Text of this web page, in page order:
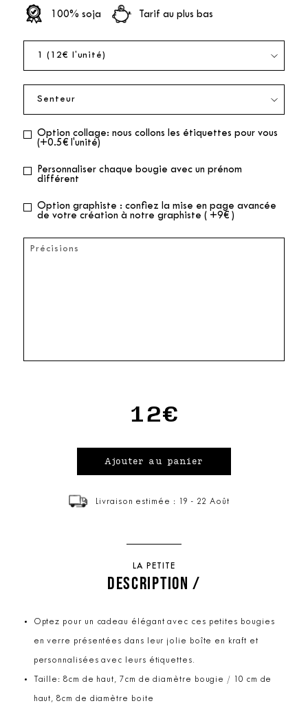
100% soja Tarif au plus bas
Option collage: nous collons les étiquettes pour vous
(+0.5€ l'unité)
Personnaliser chaque bougie avec un prénom
différent
Option graphiste : confiez la mise en page avancée
de votre création à notre graphiste ( +9€ )
12€
Livraison estimée : 19 - 22 Août
LA PETITE
DESCRIPTION /
Optez pour un cadeau élégant avec ces petites bougies
en verre présentées dans leur jolie boîte en kraft et
personnalisées avec leurs étiquettes.
Taille: 8cm de haut, 7cm de diamètre bougie / 10 cm de
haut, 8cm de diamètre boite